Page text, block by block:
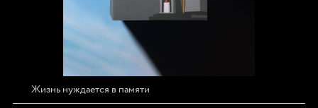
Жизнь нуждается в памяти